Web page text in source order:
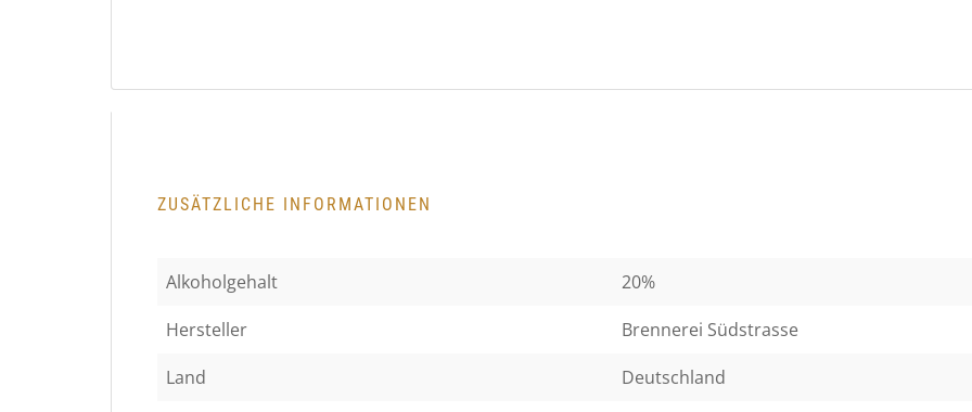
ZUSÄTZLICHE INFORMATIONEN
Alkoholgehalt
20%
Hersteller
Brennerei Südstrasse
Land
Deutschland